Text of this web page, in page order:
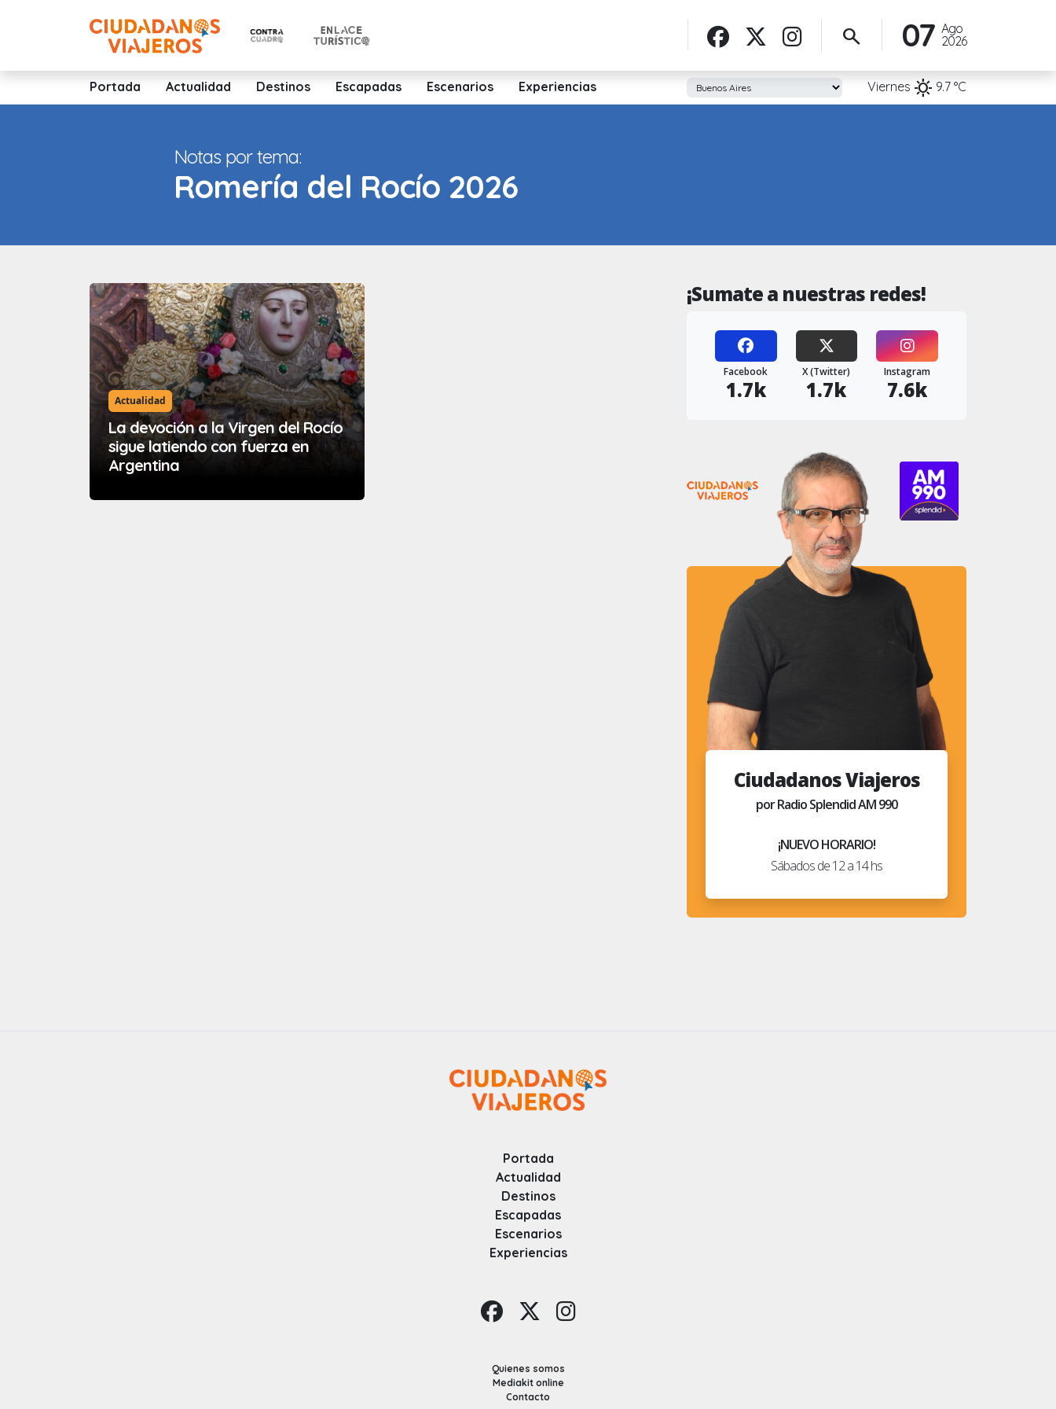
Ago
2026
07
search
Portada Actualidad Destinos Escapadas Escenarios Experiencias Viernes sunny 9.7°C
Notas por tema:
Romería del Rocío 2026
Actualidad
La devoción a la Virgen del Rocío
sigue latiendo con fuerza en
Argentina
¡Sumate a nuestras redes!
Facebook
1.7k
X (Twitter)
1.7k
Instagram
7.6k
Ciudadanos Viajeros
por Radio Splendid AM 990
¡NUEVO HORARIO!
Sábados de 12 a 14 hs
Portada
Actualidad
Destinos
Escapadas
Escenarios
Experiencias
Quienes somos
Mediakit online
Contacto